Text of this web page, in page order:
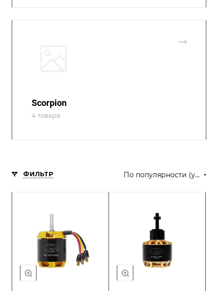
Scorpion
4 товара
ФИЛЬТР По популярности (убывание)